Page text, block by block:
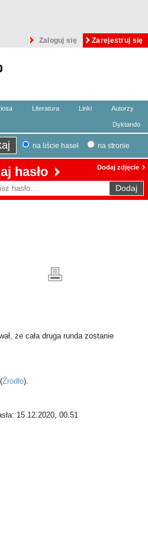
Zaloguj się Zarejestruj się
Literatura Linki Autorzy
Dyktando
na liście haseł na stronie
hasło Dodaj zdjęcie
że cała druga runda zostanie
(Źródło).
15.12.2020, 00.51